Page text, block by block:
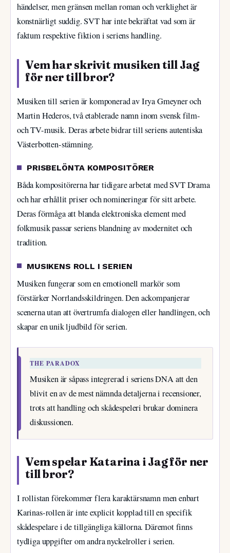
händelser, men gränsen mellan roman och verklighet är
konstnärligt suddig. SVT har inte bekräftat vad som är
faktum respektive fiktion i seriens handling.
Vem har skrivit musiken till Jag
för ner till bror?
Musiken till serien är komponerad av Irya Gmeyner och
Martin Hederos, två etablerade namn inom svensk film-
och TV-musik. Deras arbete bidrar till seriens autentiska
Västerbotten-stämning.
PRISBELÖNTA KOMPOSITÖRER
Båda kompositörerna har tidigare arbetat med SVT Drama
och har erhållit priser och nomineringar för sitt arbete.
Deras förmåga att blanda elektroniska element med
folkmusik passar seriens blandning av modernitet och
tradition.
MUSIKENS ROLL I SERIEN
Musiken fungerar som en emotionell markör som
förstärker Norrlandsskildringen. Den ackompanjerar
scenerna utan att övertrumfa dialogen eller handlingen, och
skapar en unik ljudbild för serien.
THE PARADOX
Musiken är såpass integrerad i seriens DNA att den
blivit en av de mest nämnda detaljerna i recensioner,
trots att handling och skådespeleri brukar dominera
diskussionen.
Vem spelar Katarina i Jag för ner
till bror?
I rollistan förekommer flera karaktärsnamn men enbart
Karinas-rollen är inte explicit kopplad till en specifik
skådespelare i de tillgängliga källorna. Däremot finns
tydliga uppgifter om andra nyckelroller i serien.